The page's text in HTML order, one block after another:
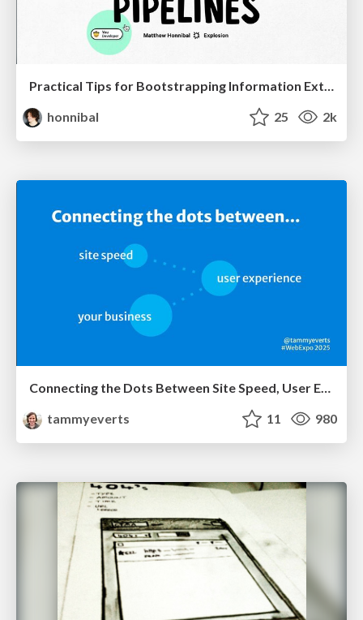
Practical Tips for Bootstrapping Information Extraction Pipelines
honnibal
25 2k
Connecting the Dots Between Site Speed, User Experience & Your Business [WebExpo 2025]
tammyeverts
11 980